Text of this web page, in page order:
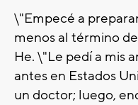
\"Empecé a
menos al término
He. \"Le pedí a mis
antes en Estados
un doctor; luego,